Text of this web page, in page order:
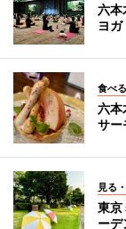
六
ヨガ
食べる
六
サー
見る
東
ーデ